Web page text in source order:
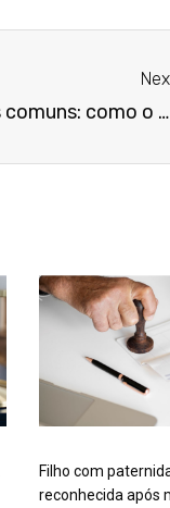
Pensão alimentícia e gestão de bens comuns: como o STJ vê a prestação de contas no direito de família
Filho com
reconhecida após